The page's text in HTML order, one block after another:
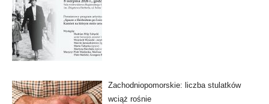
Zachodniopomorskie: liczba stulatków
wciąż rośnie